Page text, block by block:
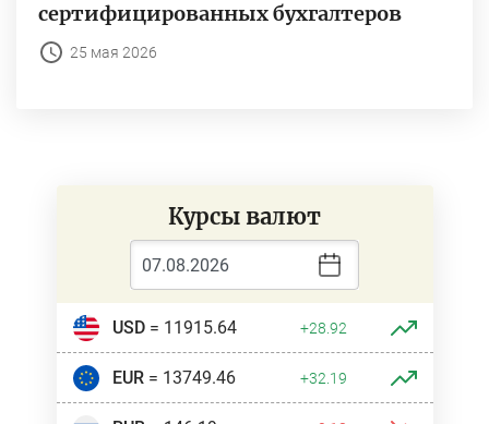
сертифицированных бухгалтеров
25 мая 2026
Курсы валют
USD= 11915.64 +28.92
EUR= 13749.46 +32.19